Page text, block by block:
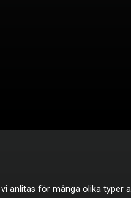
anlitas för många olika typer